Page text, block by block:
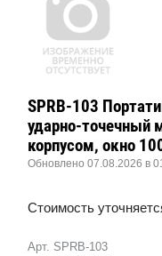
Арт. SPRB-103
SPRB-103
ударно-точечный
корпусом, окно
Обновлено 07.08.2026 в
Стоимость